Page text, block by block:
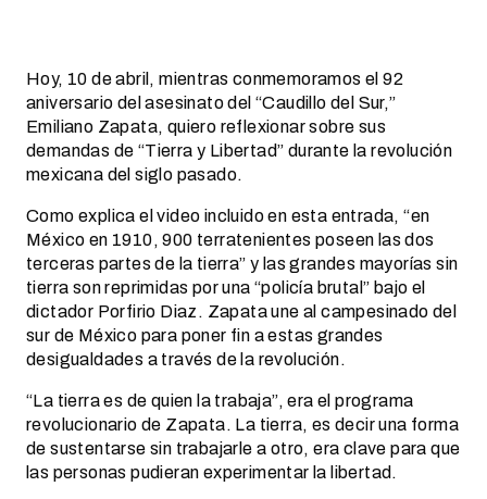
Hoy, 10 de abril, mientras conmemoramos el 92
aniversario del asesinato del “Caudillo del Sur,”
Emiliano Zapata, quiero reflexionar sobre sus
demandas de “Tierra y Libertad” durante la revolución
mexicana del siglo pasado.
Como explica el video incluido en esta entrada, “en
México en 1910, 900 terratenientes poseen las dos
terceras partes de la tierra” y las grandes mayorías sin
tierra son reprimidas por una “policía brutal” bajo el
dictador Porfirio Diaz. Zapata une al campesinado del
sur de México para poner fin a estas grandes
desigualdades a través de la revolución.
“La tierra es de quien la trabaja”, era el programa
revolucionario de Zapata. La tierra, es decir una forma
de sustentarse sin trabajarle a otro, era clave para que
las personas pudieran experimentar la libertad.